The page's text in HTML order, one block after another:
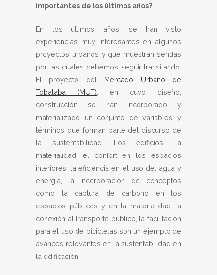
importantes de los últimos años?
En los últimos años, se han visto
experiencias muy interesantes en algunos
proyectos urbanos y que muestran sendas
por las cuales debemos seguir transitando.
El proyecto del Mercado Urbano de
Tobalaba (MUT) , en cuyo diseño,
construcción se han incorporado y
materializado un conjunto de variables y
términos que forman parte del discurso de
la sustentabilidad. Los edificios, la
materialidad, el confort en los espacios
interiores, la eficiencia en el uso del agua y
energía, la incorporación de conceptos
como la captura de carbono en los
espacios públicos y en la materialidad, la
conexión al transporte público, la facilitación
para el uso de bicicletas son un ejemplo de
avances relevantes en la sustentabilidad en
la edificación.